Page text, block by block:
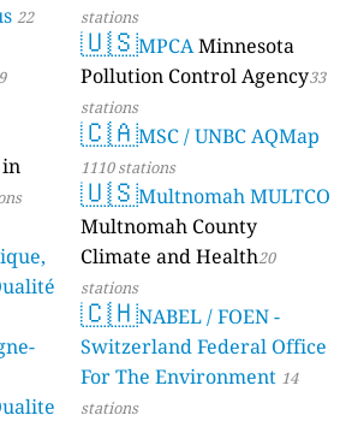
22
stations
🇺🇸MPCAMinnesota
Pollution Control Agency33
stations
🇨🇦MSC / UNBC AQMap
1110 stations
🇺🇸Multnomah MULTCO
Multnomah County
Climate and Health20
stations
🇨🇭NABEL / FOEN -
Switzerland Federal Office
For The Environment 14
stations